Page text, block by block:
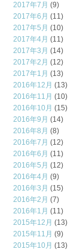
2017年7月 (9)
2017年6月 (11)
2017年5月 (10)
2017年4月 (11)
2017年3月 (14)
2017年2月 (12)
2017年1月 (13)
2016年12月 (13)
2016年11月 (10)
2016年10月 (15)
2016年9月 (14)
2016年8月 (8)
2016年7月 (12)
2016年6月 (11)
2016年5月 (12)
2016年4月 (9)
2016年3月 (15)
2016年2月 (7)
2016年1月 (11)
2015年12月 (13)
2015年11月 (9)
2015年10月 (13)